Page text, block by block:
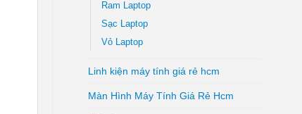
Ram Laptop
Sạc Laptop
Vỏ Laptop
Linh kiện máy tính giá rẻ hcm
Màn Hình Máy Tính Giá Rẻ Hcm